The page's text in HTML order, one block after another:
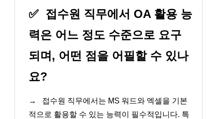
✅ 접수원 직무에서 OA 활용 능
력은 어느 정도 수준으로 요구
되며, 어떤 점을 어필할 수 있나
요?
→
접수원 직무에서는 MS 워드와 엑셀을 기본
적으로 활용할 수 있는 능력이 필수적입니다. 특